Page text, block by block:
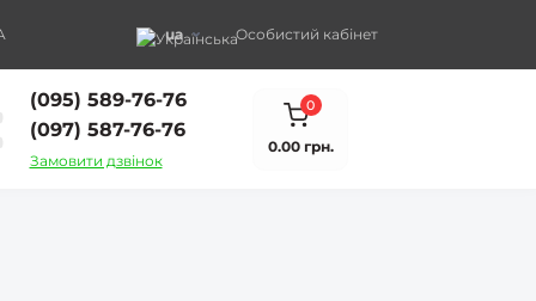
ua Особистий кабінет
(095) 589-76-76
(097) 587-76-76
Замовити дзвінок
0
0.00 грн.